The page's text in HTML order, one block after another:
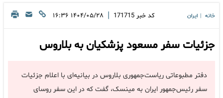
خانه ایران کد خبر 171715
| ۱۴۰۴/۰۵/۲۸ ۱۶:۳۶
جزئیات سفر مسعود پزشکیان به بلاروس
دفتر مطبوعاتی ریاست‌جمهوری بلاروس در بیانیه‌ای با اعلام جزئیات
سفر رئیس‌جمهور ایران به مینسک، گفت که در این سفر روسای